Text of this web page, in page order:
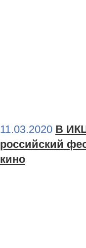
11.03.2020 В
российский
кино